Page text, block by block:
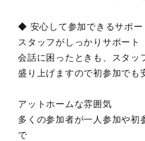
◆ 安心して参加できるサポ
スタッフがしっかりサポート
会話に困ったときも、スタッ
盛り上げますので初参加でも
アットホームな雰囲気
多くの参加者が一人参加や初
で